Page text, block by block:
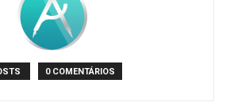
0 COMENTÁRIOS